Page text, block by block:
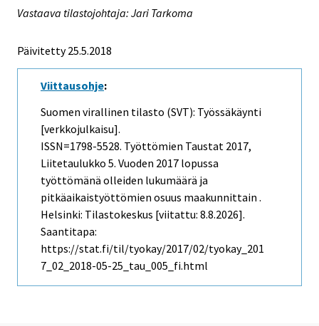
Vastaava tilastojohtaja: Jari Tarkoma
Päivitetty 25.5.2018
Viittausohje:
Suomen virallinen tilasto (SVT): Työssäkäynti
[verkkojulkaisu].
ISSN=1798-5528. Työttömien Taustat 2017,
Liitetaulukko 5. Vuoden 2017 lopussa
työttömänä olleiden lukumäärä ja
pitkäaikaistyöttömien osuus maakunnittain .
Helsinki: Tilastokeskus [viitattu: 8.8.2026].
Saantitapa:
https://stat.fi/til/tyokay/2017/02/tyokay_201
7_02_2018-05-25_tau_005_fi.html